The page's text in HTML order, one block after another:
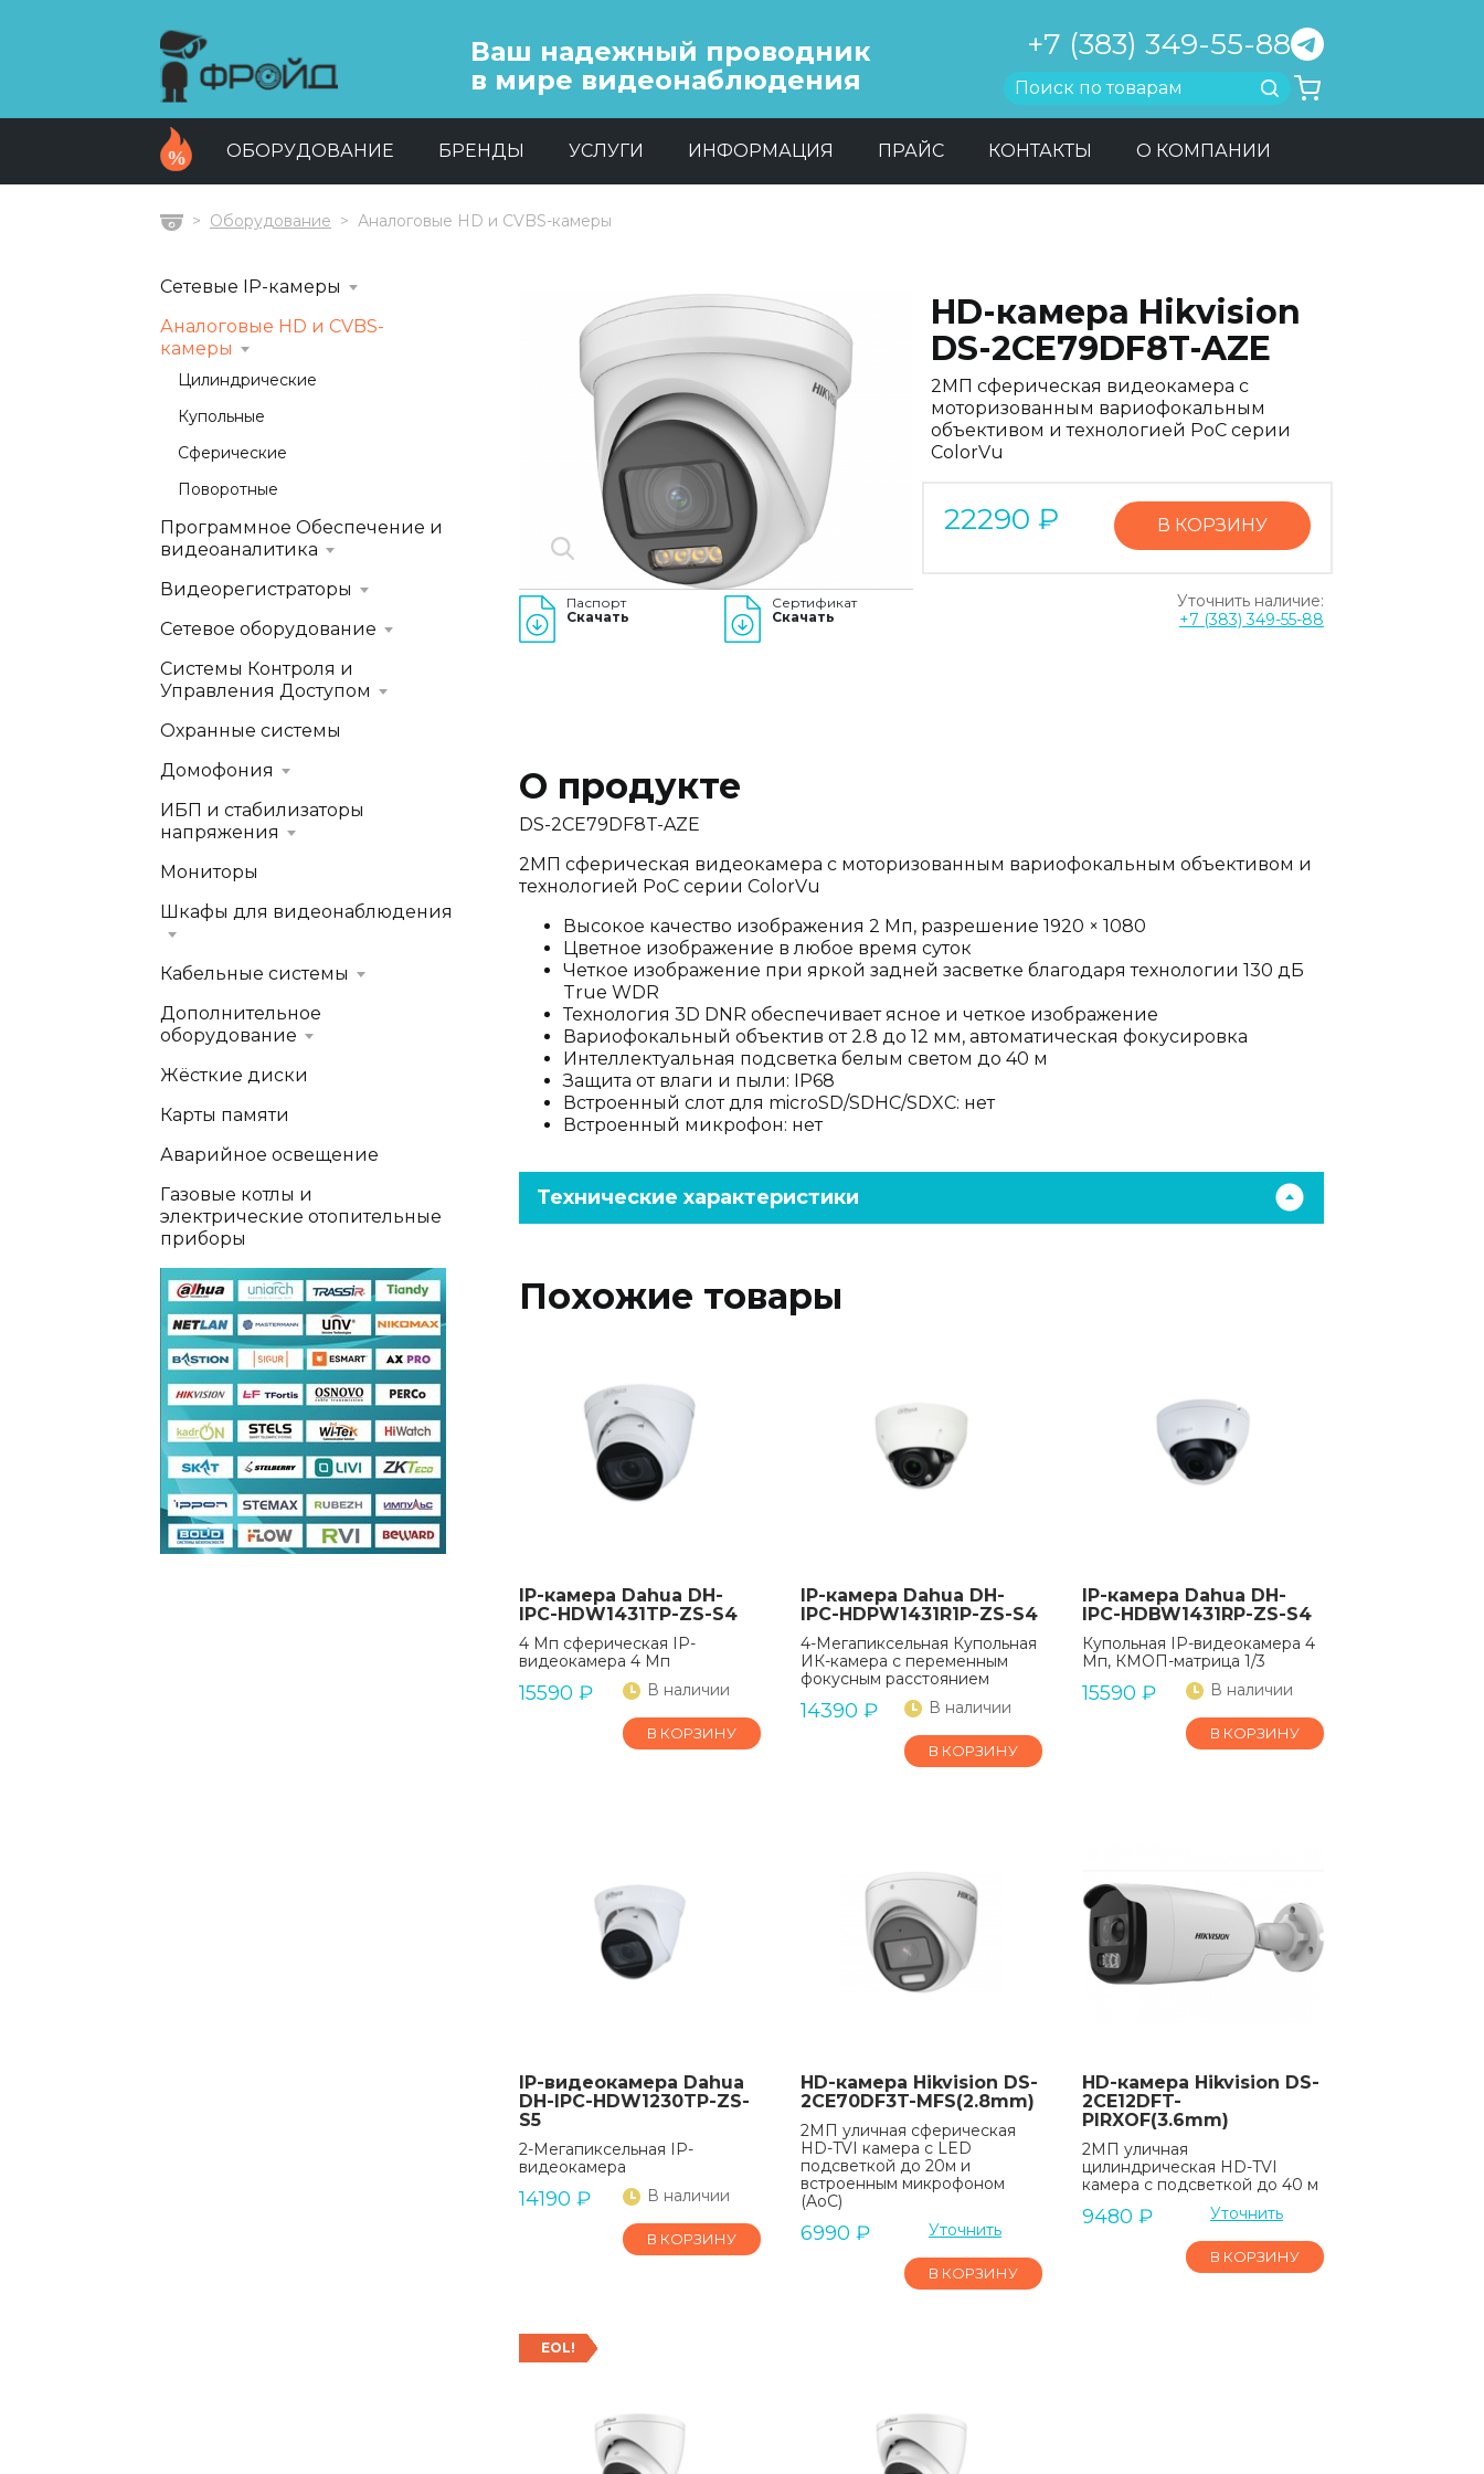
Ваш надежный проводник
в мире видеонаблюдения
+7 (383) 349-55-88
Найти
ОБОРУДОВАНИЕ БРЕНДЫ УСЛУГИ ИНФОРМАЦИЯ ПРАЙС КОНТАКТЫ О КОМПАНИИ
ГлавнаяОборудование Аналоговые HD и CVBS-камеры
Паспорт
Скачать
Сертификат
Скачать
HD-камера Hikvision
DS-2CE79DF8T-AZE
2МП сферическая видеокамера с
моторизованным вариофокальным
объективом и технологией PoC серии
ColorVu
22290 ₽ В КОРЗИНУ
Уточнить наличие:
+7 (383) 349-55-88
О продукте
DS-2CE79DF8T-AZE
2МП сферическая видеокамера с моторизованным вариофокальным объективом и
технологией PoC серии ColorVu
Высокое качество изображения 2 Мп, разрешение 1920 × 1080
Цветное изображение в любое время суток
Четкое изображение при яркой задней засветке благодаря технологии 130 дБ
True WDR
Технология 3D DNR обеспечивает ясное и четкое изображение
Вариофокальный объектив от 2.8 до 12 мм, автоматическая фокусировка
Интеллектуальная подсветка белым светом до 40 м
Защита от влаги и пыли: IP68
Встроенный слот для microSD/SDHC/SDXC: нет
Встроенный микрофон: нет
Технические характеристики
Похожие товары
IP-камера Dahua DH-
IPC-HDW1431TP-ZS-S4
4 Мп сферическая IP-
видеокамера 4 Мп
15590 ₽ В наличии
В КОРЗИНУ
IP-камера Dahua DH-
IPC-HDPW1431R1P-ZS-S4
4-Мегапиксельная Купольная
ИК-камера с переменным
фокусным расстоянием
14390 ₽ В наличии
В КОРЗИНУ
IP-камера Dahua DH-
IPC-HDBW1431RP-ZS-S4
Купольная IP-видеокамера 4
Мп, КМОП-матрица 1/3
15590 ₽ В наличии
В КОРЗИНУ
IP-видеокамера Dahua
DH-IPC-HDW1230TP-ZS-
S5
2-Мегапиксельная IP-
видеокамера
14190 ₽ В наличии
В КОРЗИНУ
HD-камера Hikvision DS-
2CE70DF3T-MFS(2.8mm)
2МП уличная сферическая
HD-TVI камера с LED
подсветкой до 20м и
встроенным микрофоном
(AoC)
6990 ₽ Уточнить
В КОРЗИНУ
HD-камера Hikvision DS-
2CE12DFT-
PIRXOF(3.6mm)
2МП уличная
цилиндрическая HD-TVI
камера с подсветкой до 40 м
9480 ₽ Уточнить
В КОРЗИНУ
EOL!
Сетевые IP-камеры
Аналоговые HD и CVBS-
камеры
Цилиндрические
Купольные
Сферические
Поворотные
Программное Обеспечение и
видеоаналитика
Видеорегистраторы
Сетевое оборудование
Системы Контроля и
Управления Доступом
Охранные системы
Домофония
ИБП и стабилизаторы
напряжения
Мониторы
Шкафы для видеонаблюдения
Кабельные системы
Дополнительное
оборудование
Жёсткие диски
Карты памяти
Аварийное освещение
Газовые котлы и
электрические отопительные
приборы